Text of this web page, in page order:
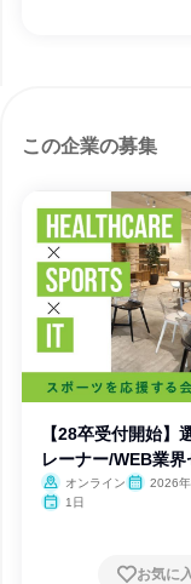
この企業の募集
【28卒受付開始】
レーナー/WEB業
オンライン
2026
1日
お気に